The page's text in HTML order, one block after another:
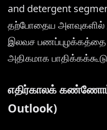
and detergent
தற்போதைய அளவுகளில்
இலவச பணப்புழக்கத்தை
அதிகமாக
எதிர்காலக்
Outlook)